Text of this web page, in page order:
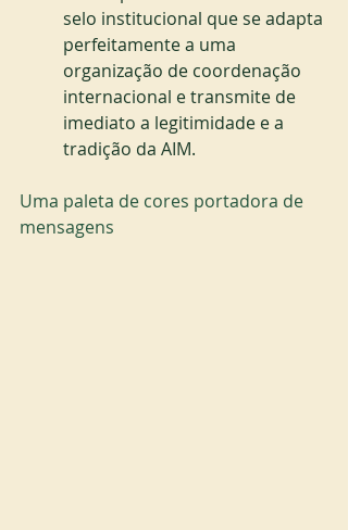
selo institucional que se adapta
perfeitamente a uma
organização de coordenação
internacional e transmite de
imediato a legitimidade e a
tradição da AIM.
Uma paleta de cores portadora de
mensagens